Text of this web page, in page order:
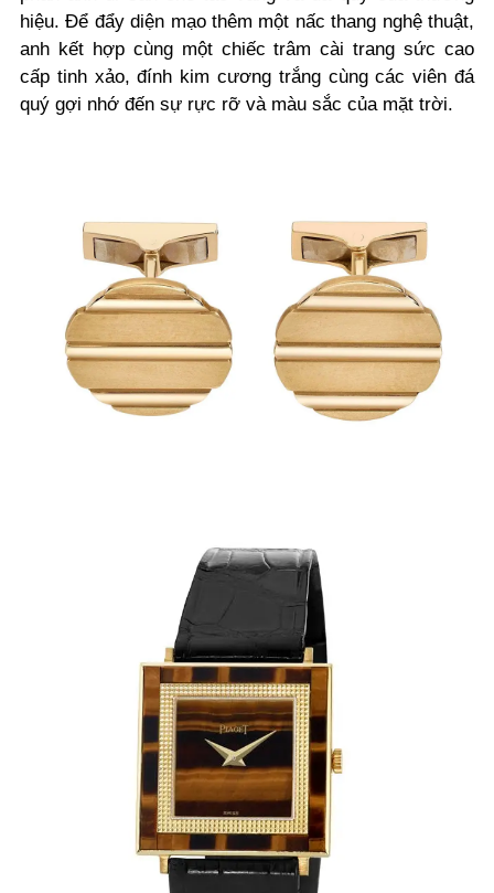
hiệu. Để đẩy diện mạo thêm một nấc thang nghệ thuật,
anh kết hợp cùng một chiếc trâm cài trang sức cao
cấp tinh xảo, đính kim cương trắng cùng các viên đá
quý gợi nhớ đến sự rực rỡ và màu sắc của mặt trời.